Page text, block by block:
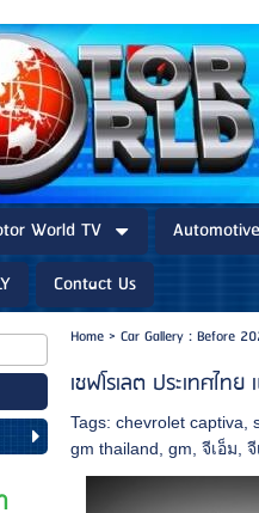
World TV
Contact Us
Home> Car Gallery : Before
เชฟโรเลต ประเทศไท
Tags:chevrolet captiva ,
gm thailand ,gm ,จีเอ็ม ,